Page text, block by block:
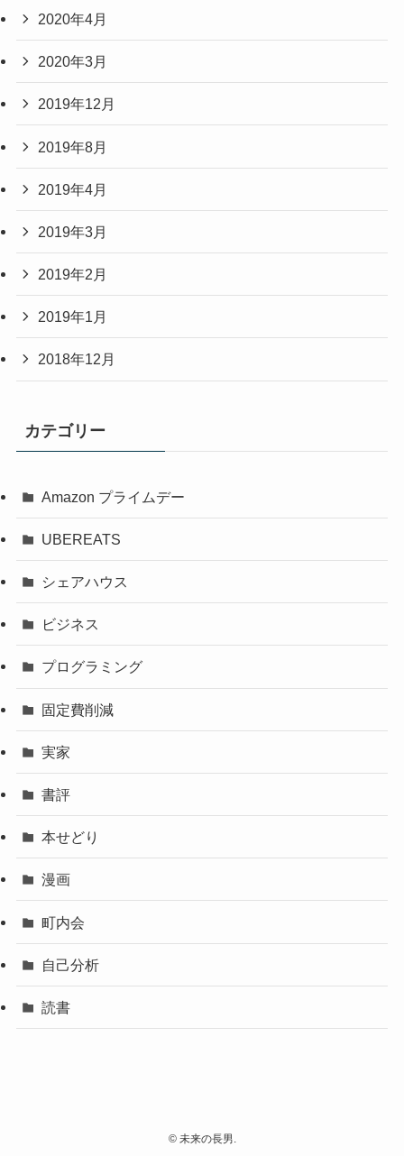
2020年4月
2020年3月
2019年12月
2019年8月
2019年4月
2019年3月
2019年2月
2019年1月
2018年12月
カテゴリー
Amazon プライムデー
UBEREATS
シェアハウス
ビジネス
プログラミング
固定費削減
実家
書評
本せどり
漫画
町内会
自己分析
読書
©未来の長男.